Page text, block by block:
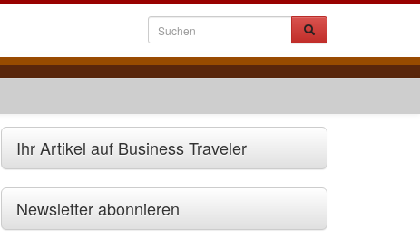
Ihr Artikel auf Business Traveler
Newsletter abonnieren